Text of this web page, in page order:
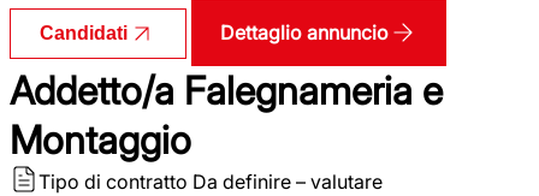
Candidati Dettaglio annuncio
Addetto/a Falegnameria e
Montaggio
Tipo di contratto Da definire – valutare